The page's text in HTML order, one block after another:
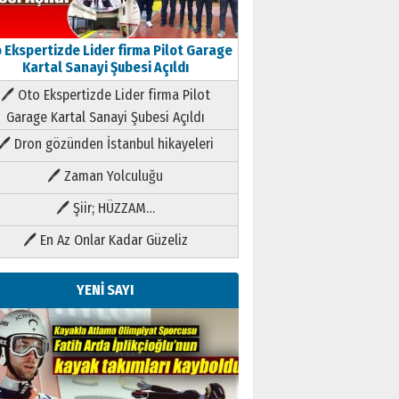
Ekspertizde Lider firma Pilot Garage
Kartal Sanayi Şubesi Açıldı
🖊 Oto Ekspertizde Lider firma Pilot
Garage Kartal Sanayi Şubesi Açıldı
Dron gözünden İstanbul hikayeleri
🖊 Zaman Yolculuğu
🖊 Şiir; HÜZZAM…
🖊 En Az Onlar Kadar Güzeliz
YENİ SAYI